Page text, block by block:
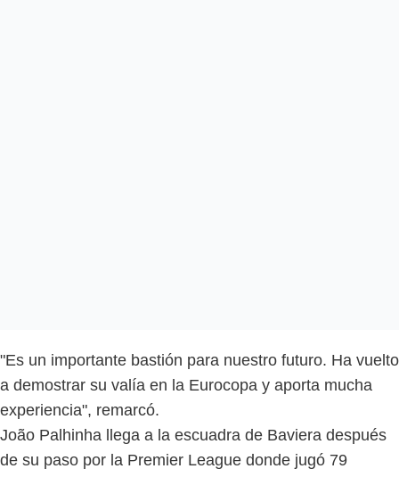
"Es un importante bastión para nuestro futuro. Ha vuelto
a demostrar su valía en la Eurocopa y aporta mucha
experiencia", remarcó.
João Palhinha llega a la escuadra de Baviera después
de su paso por la Premier League donde jugó 79